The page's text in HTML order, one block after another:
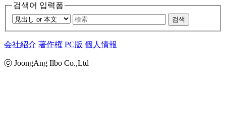
검색어 입력폼
검색
会社紹介 著作権 PC版 個人情報
ⓒ JoongAng Ilbo Co.,Ltd